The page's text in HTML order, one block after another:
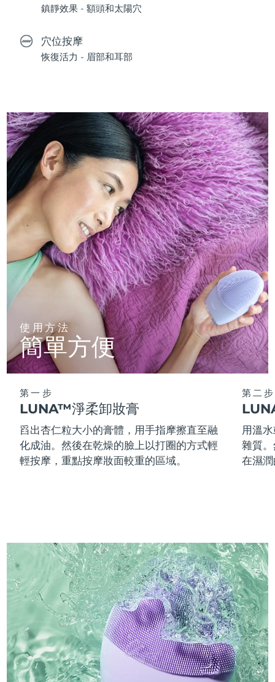
鎮靜效果 - 額頭和太陽穴
穴位按摩
恢復活力 - 眉部和耳部
使用方法
簡單方便
第一步
LUNA™淨柔卸妝膏
舀出杏仁粒大小的膏體，用手指摩擦直至融
化成油。然後在乾燥的臉上以打圈的方式輕
輕按摩，重點按摩妝面較重的區域。
第二步
用溫
雜質
在濕